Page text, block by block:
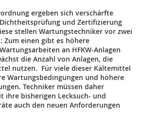
ergeben sich verschärfte
und Zertifizierung
stellen Wartungstechniker vor zwei
Zum einen gibt es höhere
an HFKW-Anlagen
die Anzahl von Anlagen, die
nutzen. Für viele dieser Kältemittel
Wartungsbedingungen und höhere
Techniker müssen daher
ihre bisherigen Lecksuch- und
auch den neuen Anforderungen